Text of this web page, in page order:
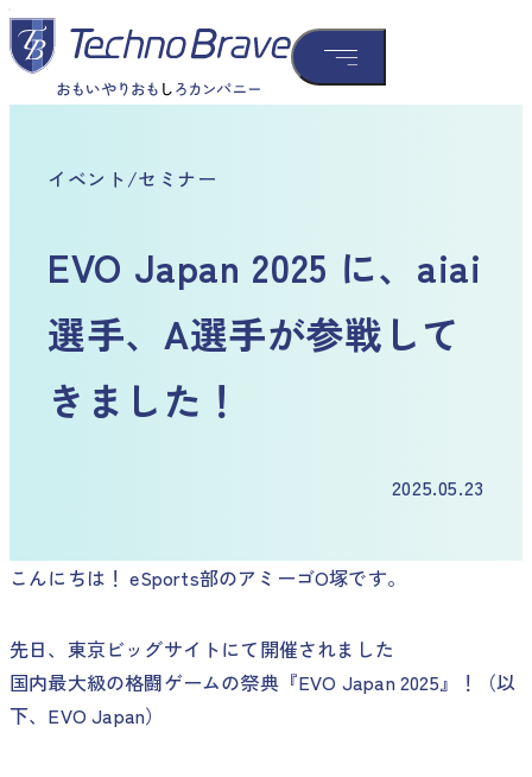
イベント/セミナー
EVO Japan 2025 に、aiai
選手、A選手が参戦して
きました！
2025.05.23
こんにちは！ eSports部のアミーゴO塚です。
先日、東京ビッグサイトにて開催されました
国内最大級の格闘ゲームの祭典『EVO Japan 2025』！（以
下、EVO Japan）